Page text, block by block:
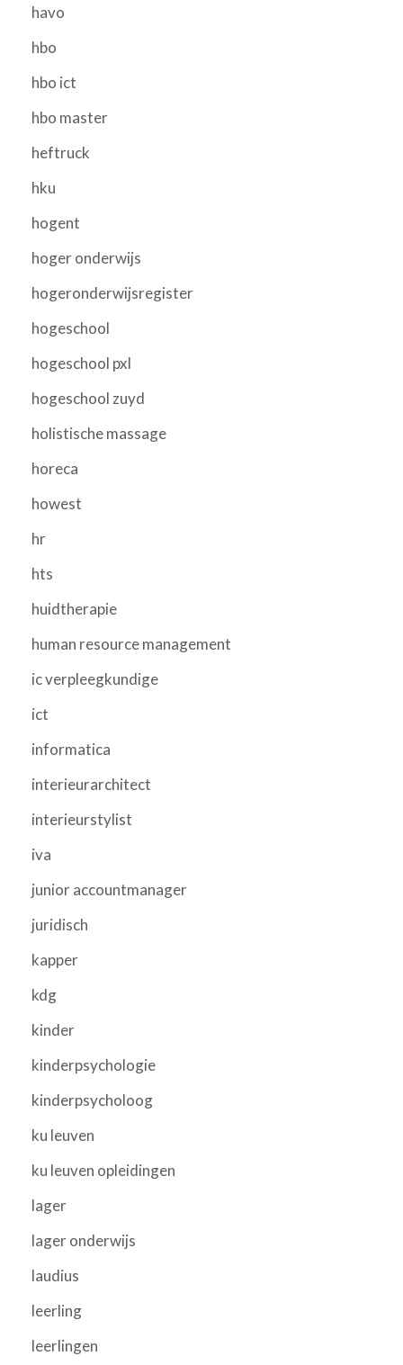
havo
hbo
hbo ict
hbo master
heftruck
hku
hogent
hoger onderwijs
hogeronderwijsregister
hogeschool
hogeschool pxl
hogeschool zuyd
holistische massage
horeca
howest
hr
hts
huidtherapie
human resource management
ic verpleegkundige
ict
informatica
interieurarchitect
interieurstylist
iva
junior accountmanager
juridisch
kapper
kdg
kinder
kinderpsychologie
kinderpsycholoog
ku leuven
ku leuven opleidingen
lager
lager onderwijs
laudius
leerling
leerlingen